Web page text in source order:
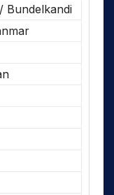
Bundelkandi